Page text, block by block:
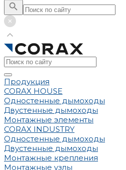
Продукция
CORAX HOUSE
Одностенные дымоходы
Двустенные дымоходы
Монтажные элементы
CORAX INDUSTRY
Одностенные дымоходы
Двустенные дымоходы
Монтажные крепления
Монтажные узлы